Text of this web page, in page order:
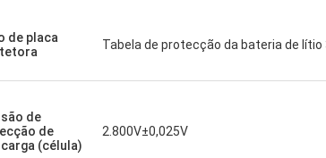
com um fornecedor de fora
empresa foi muito além para
preocupações foi
100% dentro de 1-24
o tempo de envio foi EXCELENTE!
de placa
Tabela de protecção da bateria de lítio
de
de
(célula)
2.800V±0,025V